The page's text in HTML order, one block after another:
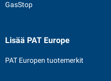
GasStop
Lisää PAT Europe
PAT Europen tuotemerkit